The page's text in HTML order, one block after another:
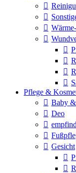
Pflege &
Baby
Deo
Gesicht